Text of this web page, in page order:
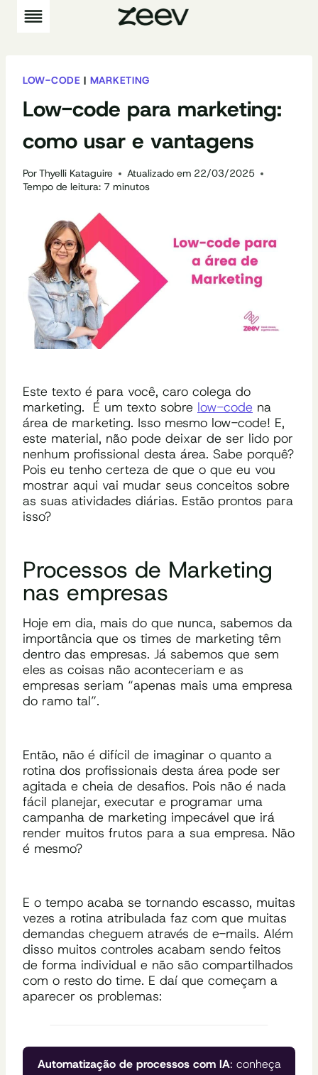
Pular
para
LOW-CODE | MARKETING
Low-code para marketing:
como usar e vantagens
PorThyelli Kataguire Atualizado em 22/03/2025
Tempo de leitura: 7 minutos
Este texto é para você, caro colega do
marketing. É um texto sobre low-code na
área de marketing. Isso mesmo low-code! E,
este material, não pode deixar de ser lido por
nenhum profissional desta área. Sabe porquê?
Pois eu tenho certeza de que o que eu vou
mostrar aqui vai mudar seus conceitos sobre
as suas atividades diárias. Estão prontos para
isso?
Processos de Marketing
nas empresas
Hoje em dia, mais do que nunca, sabemos da
importância que os times de marketing têm
dentro das empresas. Já sabemos que sem
eles as coisas não aconteceriam e as
empresas seriam “apenas mais uma empresa
do ramo tal”.
Então, não é difícil de imaginar o quanto a
rotina dos profissionais desta área pode ser
agitada e cheia de desafios. Pois não é nada
fácil planejar, executar e programar uma
campanha de marketing impecável que irá
render muitos frutos para a sua empresa. Não
é mesmo?
E o tempo acaba se tornando escasso, muitas
vezes a rotina atribulada faz com que muitas
demandas cheguem através de e-mails. Além
disso muitos controles acabam sendo feitos
de forma individual e não são compartilhados
com o resto do time. E daí que começam a
aparecer os problemas:
Automatização de processos com IA: conheça